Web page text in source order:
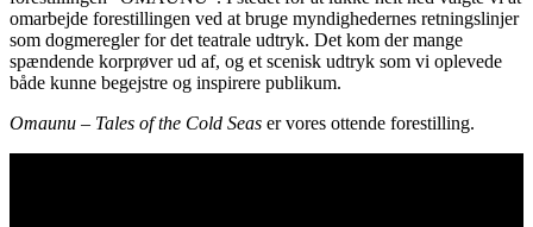
omarbejde forestillingen ved at bruge myndighedernes retningslinjer
som dogmeregler for det teatrale udtryk. Det kom der mange
spændende korprøver ud af, og et scenisk udtryk som vi oplevede
både kunne begejstre og inspirere publikum.
Omaunu – Tales of the Cold Seas er vores ottende forestilling.